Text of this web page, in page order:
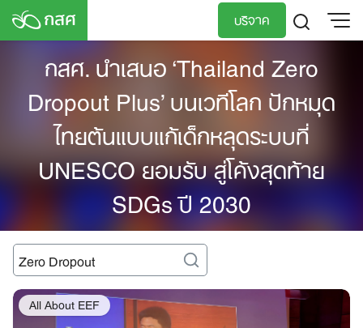
Skip
บริจาค
TH
กสศ. นำเสนอ ‘Thailand Zero
Dropout Plus’ บนเวทีโลก ปักหมุด
ไทยต้นแบบแก้เด็กหลุดระบบที่
UNESCO ยอมรับ สู่โค้งสุดท้าย
SDGs ปี 2030
Search
for:
All About EEF